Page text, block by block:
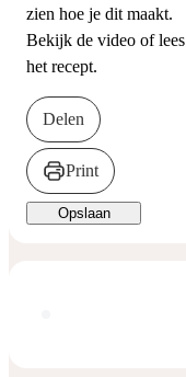
zien hoe je dit maakt.
Bekijk de video of lees
het recept.
Delen
Print
Opslaan